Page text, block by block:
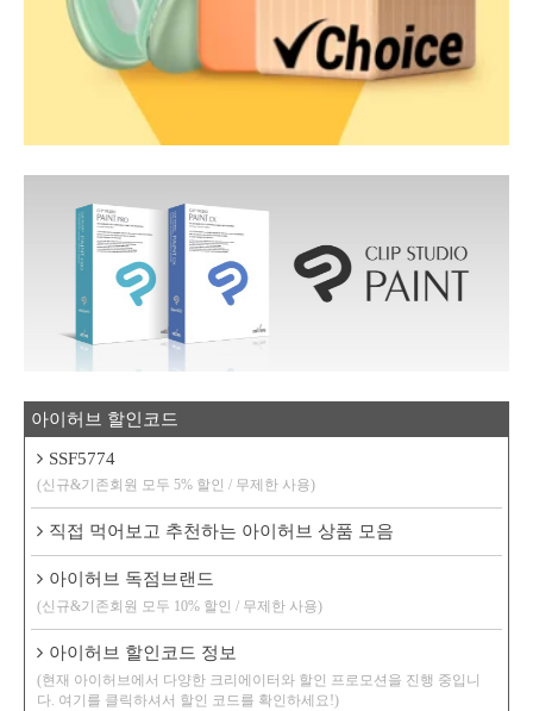
아이허브 할인코드
SSF5774
(신규&기존회원 모두 5% 할인 / 무제한 사용)
직접 먹어보고 추천하는 아이허브 상품 모음
아이허브 독점브랜드
(신규&기존회원 모두 10% 할인 / 무제한 사용)
아이허브 할인코드 정보
(현재 아이허브에서 다양한 크리에이터와 할인 프로모션을 진행 중입니
다. 여기를 클릭하셔서 할인 코드를 확인하세요!)